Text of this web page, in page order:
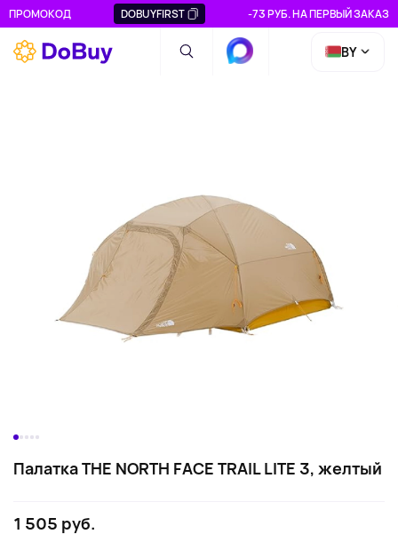
ПРОМОКОД DOBUYFIRST -73 РУБ. НА ПЕРВЫЙ ЗАКАЗ
BY
Палатка THE NORTH FACE TRAIL LITE 3, желтый
1 505 руб.